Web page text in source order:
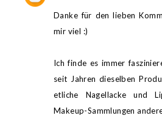
Danke für den lieben
mir viel :)
Ich finde es immer
seit Jahren dieselben
etliche Nagellacke und
Makeup-Sammlungen